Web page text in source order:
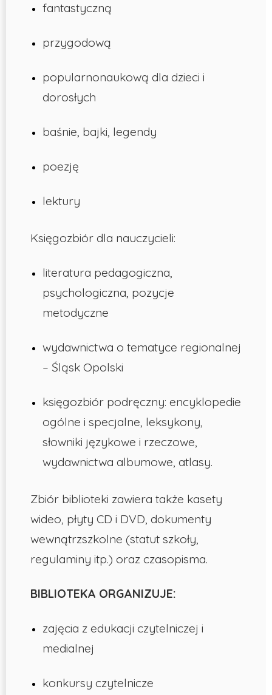
fantastyczną
przygodową
popularnonaukową dla dzieci i
dorosłych
baśnie, bajki, legendy
poezję
lektury
Księgozbiór dla nauczycieli:
literatura pedagogiczna,
psychologiczna, pozycje
metodyczne
wydawnictwa o tematyce regionalnej
– Śląsk Opolski
księgozbiór podręczny: encyklopedie
ogólne i specjalne, leksykony,
słowniki językowe i rzeczowe,
wydawnictwa albumowe, atlasy.
Zbiór biblioteki zawiera także kasety
wideo, płyty CD i DVD, dokumenty
wewnątrzszkolne (statut szkoły,
regulaminy itp.) oraz czasopisma.
BIBLIOTEKA ORGANIZUJE:
zajęcia z edukacji czytelniczej i
medialnej
konkursy czytelnicze